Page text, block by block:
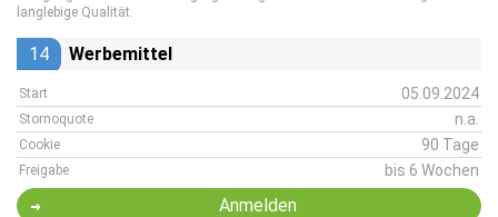
langlebige Qualität.
14 Werbemittel
Start 05.09.2024
Stornoquote n.a.
Cookie 90 Tage
Freigabe bis 6 Wochen
Anmelden